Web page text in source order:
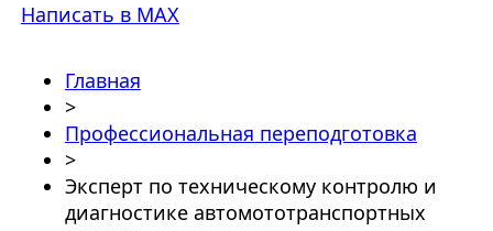
Написать в MAX
Главная
>
Профессиональная переподготовка
>
Эксперт по техническому контролю и
диагностике автомототранспортных